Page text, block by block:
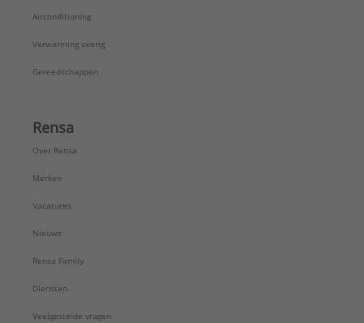
Airconditioning
Verwarming overig
Gereedschappen
Rensa
Over Rensa
Merken
Vacatures
Nieuws
Rensa Family
Diensten
Veelgestelde vragen